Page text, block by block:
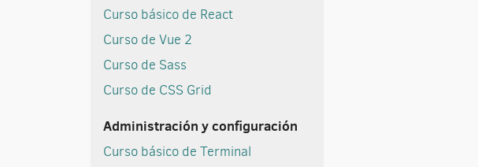
Curso básico de React
Curso de Vue 2
Curso de Sass
Curso de CSS Grid
Administración y configuración
Curso básico de Terminal